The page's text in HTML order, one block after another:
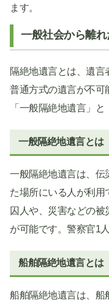
ます。
一般社会から離れ
隔絶地遺言とは、遺
普通方式の遺言が不可
「一般隔絶地遺言」
一般隔絶地遺言とは
一般隔絶地遺言は、伝
た場所にいる人が利用
囚人や、災害などの
が可能です。警察官1
船舶隔絶地遺言とは
船舶隔絶地遺言は、船